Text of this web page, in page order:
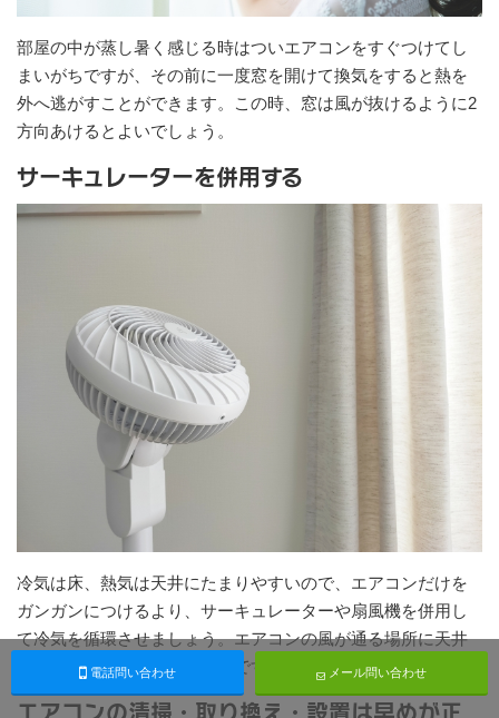
部屋の中が蒸し暑く感じる時はついエアコンをすぐつけてし
まいがちですが、その前に一度窓を開けて換気をすると熱を
外へ逃がすことができます。この時、窓は風が抜けるように2
方向あけるとよいでしょう。
サーキュレーターを併用する
冷気は床、熱気は天井にたまりやすいので、エアコンだけを
ガンガンにつけるより、サーキュレーターや扇風機を併用し
て冷気を循環させましょう。エアコンの風が通る場所に天井
へ向けて送風するのが効率的です。
エアコンの清掃・取り換え・設置は早めが正
電話問い合わせ メール問い合わせ